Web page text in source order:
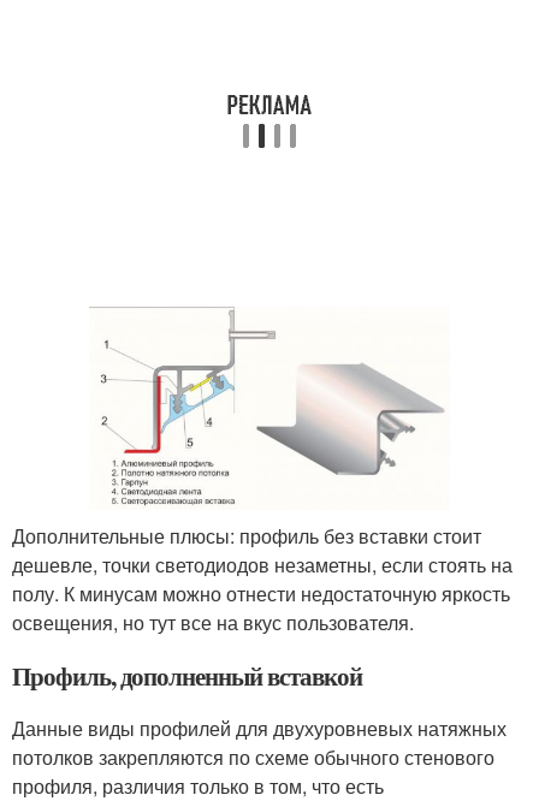
Дополнительные плюсы: профиль без вставки стоит
дешевле, точки светодиодов незаметны, если стоять на
полу. К минусам можно отнести недостаточную яркость
освещения, но тут все на вкус пользователя.
Профиль, дополненный вставкой
Данные виды профилей для двухуровневых натяжных
потолков закрепляются по схеме обычного стенового
профиля, различия только в том, что есть